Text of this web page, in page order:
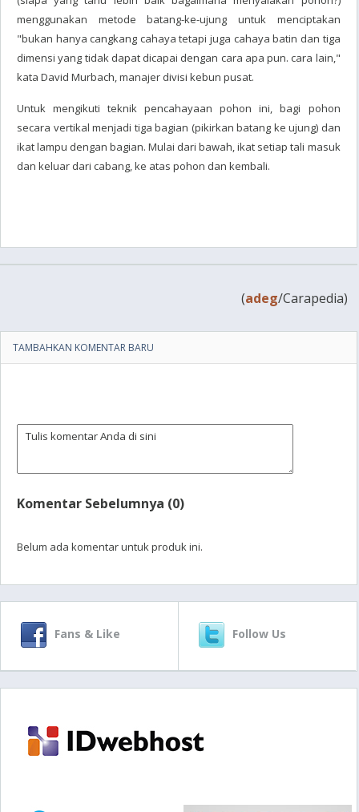
menggunakan metode batang-ke-ujung untuk menciptakan
"bukan hanya cangkang cahaya tetapi juga cahaya batin dan tiga
dimensi yang tidak dapat dicapai dengan cara apa pun. cara lain,"
kata David Murbach, manajer divisi kebun pusat.
Untuk mengikuti teknik pencahayaan pohon ini, bagi pohon
secara vertikal menjadi tiga bagian (pikirkan batang ke ujung) dan
ikat lampu dengan bagian. Mulai dari bawah, ikat setiap tali masuk
dan keluar dari cabang, ke atas pohon dan kembali.
(adeg/Carapedia)
TAMBAHKAN KOMENTAR BARU
Komentar Sebelumnya (0)
Belum ada komentar untuk produk ini.
Fans & Like Follow Us